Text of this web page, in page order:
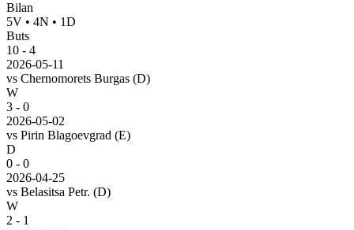
Bilan
5V • 4N • 1D
Buts
10 - 4
2026-05-11
vs Chernomorets Burgas (D)
W
3 - 0
2026-05-02
vs Pirin Blagoevgrad (E)
D
0 - 0
2026-04-25
vs Belasitsa Petr. (D)
W
2 - 1